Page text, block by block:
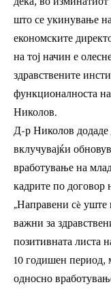
што се укинување
економските
на тој начин е
здравствените
функционалноста
Николов.
Д-р Николов додаде
вклучувајќи
вработување на
кадрите по договор
„Направени сè уште
важни за
позитивната листа
10 годишен период,
односно